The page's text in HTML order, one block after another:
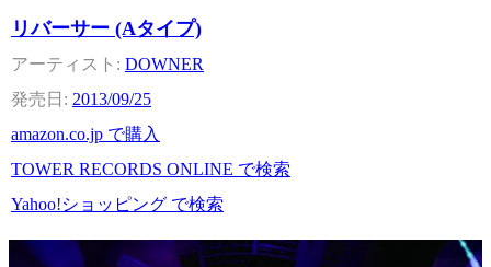
リバーサー (Aタイプ)
DOWNER
2013/09/25
amazon.co.jp で購入
TOWER RECORDS ONLINE で検索
Yahoo!ショッピング で検索